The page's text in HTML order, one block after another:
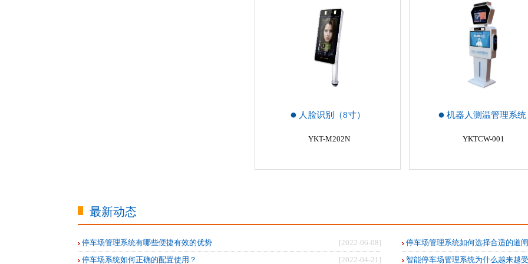
人脸识别（8寸）
YKT-M202N
机器人测温管理系统
YKTCW-001
最新动态
[2022-06-08]
停车场管理系统有哪些便捷有效的优势
停车场管理系统如何选择合适的道闸
[2022-04-21]
停车场系统如何正确的配置使用？ 智能停车场管理系统为什么越来越